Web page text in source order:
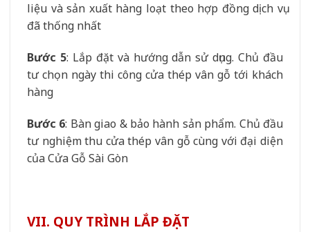
liệu và sản xuất hàng loạt theo hợp đồng dịch vụ
đã thống nhất
Bước 5: Lắp đặt và hướng dẫn sử dụng. Chủ đầu
tư chọn ngày thi công cửa thép vân gỗ tới khách
hàng
Bước 6: Bàn giao & bảo hành sản phẩm. Chủ đầu
tư nghiệm thu cửa thép vân gỗ cùng với đại diện
của Cửa Gỗ Sài Gòn
VII. QUY TRÌNH LẮP ĐẶT